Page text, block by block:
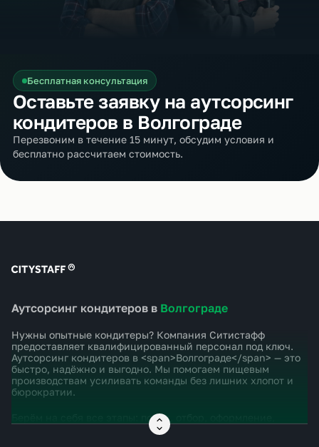
Бесплатная консультация
Оставьте заявку на аутсорсинг
кондитеров в Волгограде
Перезвоним в течение 15 минут, обсудим условия и
бесплатно рассчитаем стоимость.
Аутсорсинг кондитеров в Волгограде
Нужны опытные кондитеры? Компания Ситистафф
предоставляет квалифицированный персонал под ключ.
Аутсорсинг кондитеров в <span>Волгограде</span> — это
быстро, надёжно и выгодно. Мы помогаем пищевым
производствам усиливать команды без лишних хлопот и
бюрократии.
Берём на себя все этапы: поиск, отбор, оформление,
инструктажи, контроль выхода и замены. Кондитеры